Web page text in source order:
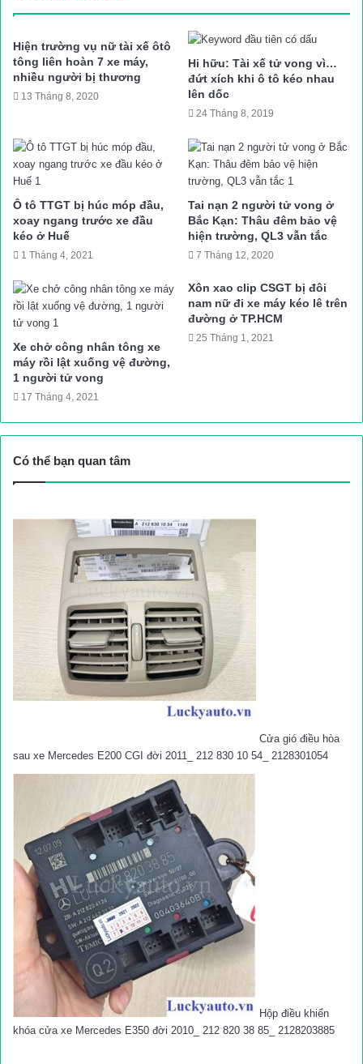
Theo thông tin ban đầu, thời điểm trên, xe tải chở xi măng mang
BKS: 14C – 123.20 (chưa rõ danh tính tài xế) lưu thông trên
QL18 theo hướng Cẩm Phả – Tiên Yên. Khi đến Km181+700 thì
xảy ra va chạm ô tô tải chở dăm gỗ BKS: 14LD – 002.47 (cũng
chưa rõ danh tính tài xế) đang chạy chiều ngược lại.
Vụ tai nạn khiến phần cabin của xe tải chở xi măng rời hẳn ra
ngoài khung xe, phần cabin xe chở dăm gỗ cũng bị biến dạng
nghiêm trọng, 2 tài xế bị thương nặng đã được đưa đi cấp cứu
ngay sau đó. Tại hiện trường, xi măng và dăm gỗ vương vãi
đầy đường khiến QL18 ùn tắc, các phương tiện phải đi cùng
một làn đường.
Nhận được thông tin, lực lượng chức năng thành phố Cẩm Phả
đã có mặt phối hợp Đội tuần tra kiểm soát giao thông số 2
(Công an tỉnh Quảng Ninh) xử lý hiện trường, điều tiết giao
thông, điều tra nguyên nhân vụ tai nạn.
Hiện trường vụ nữ tài xế ôtô
tông liên hoàn 7 xe máy,
nhiều người bị thương
13 Tháng 8, 2020
Hi hữu: Tài xế tử vong vì…
đứt xích khi ô tô kéo nhau
lên dốc
24 Tháng 8, 2019
Ô tô TTGT bị húc móp đầu,
xoay ngang trước xe đầu
kéo ở Huế
1 Tháng 4, 2021
Tai nạn 2 người tử vong ở
Bắc Kạn: Thâu đêm bảo vệ
hiện trường, QL3 vẫn tắc
7 Tháng 12, 2020
Xe chở công nhân tông xe
máy rồi lật xuống vệ đường,
1 người tử vong
17 Tháng 4, 2021
Xôn xao clip CSGT bị đôi
nam nữ đi xe máy kéo lê trên
đường ở TP.HCM
25 Tháng 1, 2021
Có thể bạn quan tâm
Cửa gió điều hòa
sau xe Mercedes E200 CGI đời 2011_ 212 830 10 54_ 2128301054
Hộp điều khiển
khóa cửa xe Mercedes E350 đời 2010_ 212 820 38 85_ 2128203885